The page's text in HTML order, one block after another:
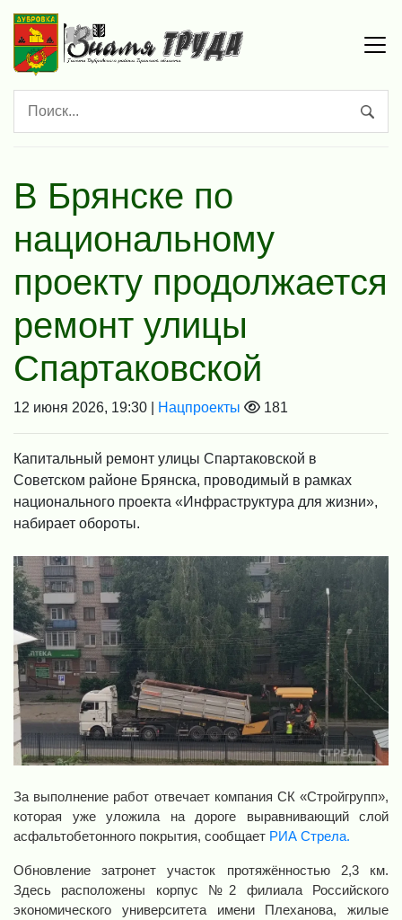
В Брянске по
национальному
проекту продолжается
ремонт улицы
Спартаковской
12 июня 2026, 19:30 | Нацпроекты 181
Капитальный ремонт улицы Спартаковской в
Советском районе Брянска, проводимый в рамках
национального проекта «Инфраструктура для жизни»,
набирает обороты.
За выполнение работ отвечает компания СК «Стройгрупп»,
которая уже уложила на дороге выравнивающий слой
асфальтобетонного покрытия, сообщает РИА Стрела.
Обновление затронет участок протяжённостью 2,3 км.
Здесь расположены корпус №2 филиала Российского
экономического университета имени Плеханова, жилые